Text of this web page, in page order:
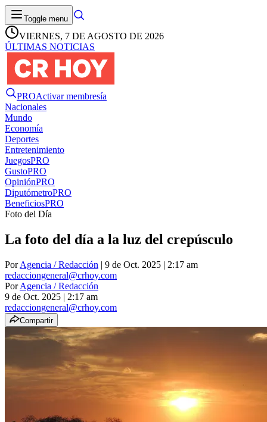
Toggle menu
VIERNES, 7 DE AGOSTO DE 2026
ÚLTIMAS NOTICIAS
PROActivar membresía
Nacionales
Mundo
Economía
Deportes
Entretenimiento
JuegosPRO
GustoPRO
OpiniónPRO
DiputómetroPRO
BeneficiosPRO
Foto del Día
La foto del día a la luz del crepúsculo
PorAgencia / Redacción | 9 de Oct. 2025 | 2:17 am
redacciongeneral@crhoy.com
PorAgencia / Redacción
9 de Oct. 2025 | 2:17 am
redacciongeneral@crhoy.com
Compartir